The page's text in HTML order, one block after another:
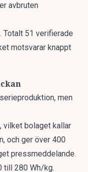
avbruten
Totalt 51 verifierade
motsvarar knappt
men
vilket bolaget kallar
och ger över 400
pressmeddelande.
till 280 Wh/kg.